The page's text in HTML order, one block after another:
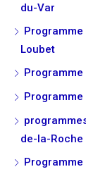
du-Var
Loubet
de-la-Roche
Programme